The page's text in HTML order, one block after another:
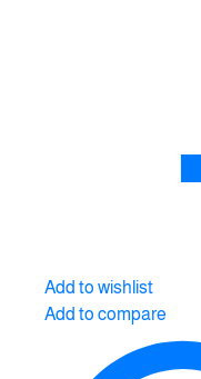
Add to wishlist
Add to compare